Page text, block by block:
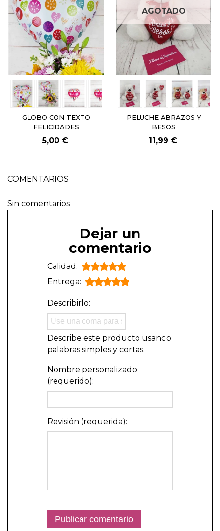
GLOBO CON TEXTO
FELICIDADES
5,00 €
AGOTADO
PELUCHE ABRAZOS Y
BESOS
11,99 €
COMENTARIOS
Sin comentarios
Dejar un
comentario
Calidad:
Entrega:
Describirlo:
Describe este producto usando
palabras simples y cortas.
Nombre personalizado
(requerido):
Revisión (requerida):